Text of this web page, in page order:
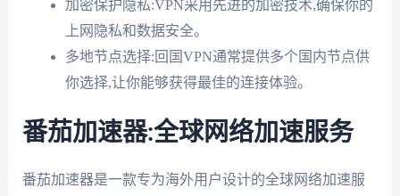
加密保护隐私:VPN采用先进的加密技术,确保你的
上网隐私和数据安全。
多地节点选择:回国VPN通常提供多个国内节点供
你选择,让你能够获得最佳的连接体验。
番茄加速器:全球网络加速服务
番茄加速器是一款专为海外用户设计的全球网络加速服